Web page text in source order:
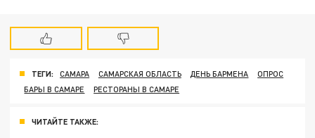
ТЕГИ: САМАРА САМАРСКАЯ ОБЛАСТЬ ДЕНЬ БАРМЕНА
ОПРОС
БАРЫ В САМАРЕ
РЕСТОРАНЫ В САМАРЕ
ЧИТАЙТЕ ТАКЖЕ: